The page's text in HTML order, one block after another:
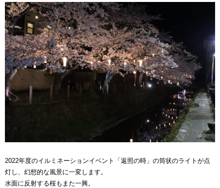
2022年度のイルミネーションイベント「返照の時」の筒状のライトが点
灯し、幻想的な風景に一変します。
水面に反射する桜もまた一興。